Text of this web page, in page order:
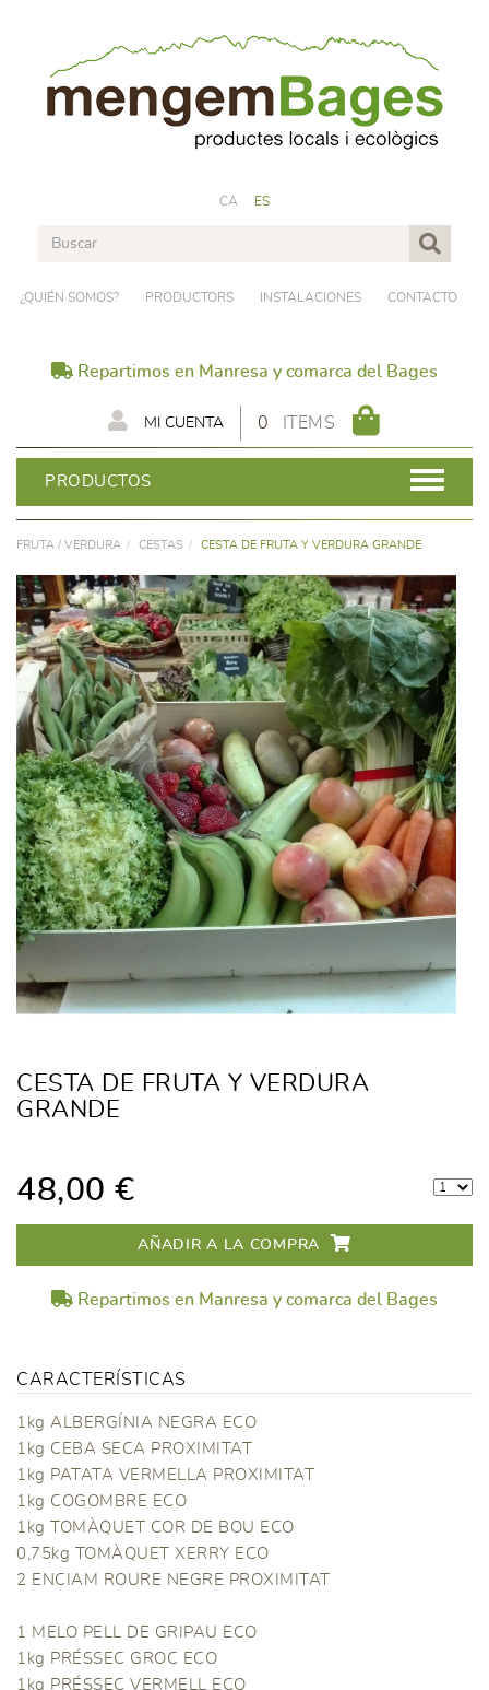
CA ES
¿QUIÉN SOMOS? PRODUCTORS INSTALACIONES CONTACTO
Repartimos en Manresa y comarca del Bages
0 ITEMS
MI CUENTA
PRODUCTOS
FRUTA / VERDURA CESTAS CESTA DE FRUTA Y VERDURA GRANDE
CESTA DE FRUTA Y VERDURA
GRANDE
48,00 €
AÑADIR A LA COMPRA
Repartimos en Manresa y comarca del Bages
CARACTERÍSTICAS
1kg ALBERGÍNIA NEGRA ECO
1kg CEBA SECA PROXIMITAT
1kg PATATA VERMELLA PROXIMITAT
1kg COGOMBRE ECO
1kg TOMÀQUET COR DE BOU ECO
0,75kg TOMÀQUET XERRY ECO
2 ENCIAM ROURE NEGRE PROXIMITAT
1 MELO PELL DE GRIPAU ECO
1kg PRÉSSEC GROC ECO
1kg PRÉSSEC VERMELL ECO